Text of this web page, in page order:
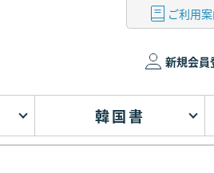
ご利用
新規会員
韓国書